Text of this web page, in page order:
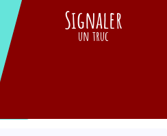
Signaler
un truc